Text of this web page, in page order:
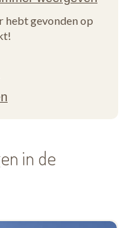
hebt gevonden op
in de